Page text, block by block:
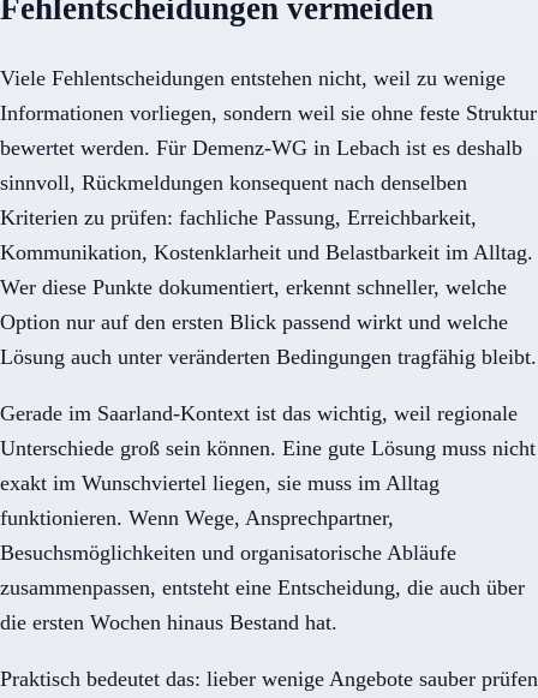
Fehlentscheidungen vermeiden
Viele Fehlentscheidungen entstehen nicht, weil zu wenige
Informationen vorliegen, sondern weil sie ohne feste Struktur
bewertet werden. Für Demenz-WG in Lebach ist es deshalb
sinnvoll, Rückmeldungen konsequent nach denselben
Kriterien zu prüfen: fachliche Passung, Erreichbarkeit,
Kommunikation, Kostenklarheit und Belastbarkeit im Alltag.
Wer diese Punkte dokumentiert, erkennt schneller, welche
Option nur auf den ersten Blick passend wirkt und welche
Lösung auch unter veränderten Bedingungen tragfähig bleibt.
Gerade im Saarland-Kontext ist das wichtig, weil regionale
Unterschiede groß sein können. Eine gute Lösung muss nicht
exakt im Wunschviertel liegen, sie muss im Alltag
funktionieren. Wenn Wege, Ansprechpartner,
Besuchsmöglichkeiten und organisatorische Abläufe
zusammenpassen, entsteht eine Entscheidung, die auch über
die ersten Wochen hinaus Bestand hat.
Praktisch bedeutet das: lieber wenige Angebote sauber prüfen